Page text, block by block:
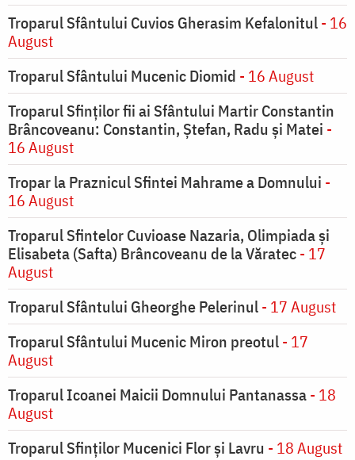
Troparul Sfântului Cuvios Gherasim Kefalonitul- 16
August
Troparul Sfântului Mucenic Diomid - 16 August
Troparul Sfinților fii ai Sfântului Martir Constantin
Brâncoveanu: Constantin, Ștefan, Radu și Matei -
16 August
Tropar la Praznicul Sfintei Mahrame a Domnului -
16 August
Troparul Sfintelor Cuvioase Nazaria, Olimpiada și
Elisabeta (Safta) Brâncoveanu de la Văratec- 17
August
Troparul Sfântului Gheorghe Pelerinul- 17 August
Troparul Sfântului Mucenic Miron preotul- 17
August
Troparul Icoanei Maicii Domnului Pantanassa- 18
August
Troparul Sfinţilor Mucenici Flor şi Lavru - 18 August